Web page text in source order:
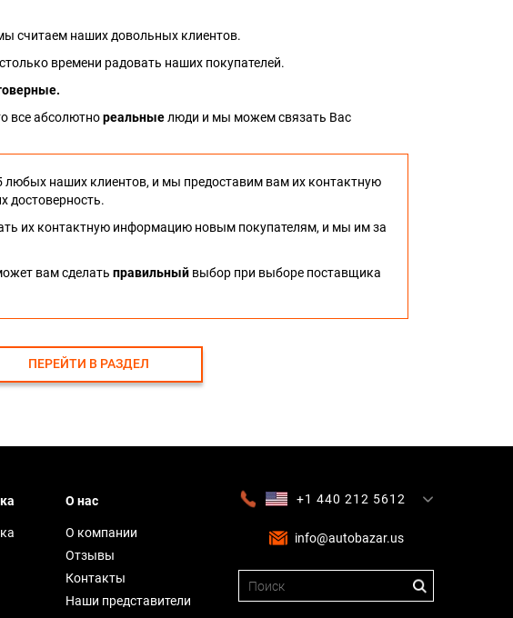
считаем наших довольных клиентов.
времени радовать наших покупателей.
все абсолютнореальныелюди и мы можем связать Вас
любых наших клиентов, и мы предоставим вам их контактную
достоверность.
их контактную информацию новым покупателям, и мы им за
вам сделать правильныйвыбор при выборе поставщика
ПЕРЕЙТИ В РАЗДЕЛ
О нас
О компании
Отзывы
Контакты
Наши представители
+1 440 212 5612
info@autobazar.us